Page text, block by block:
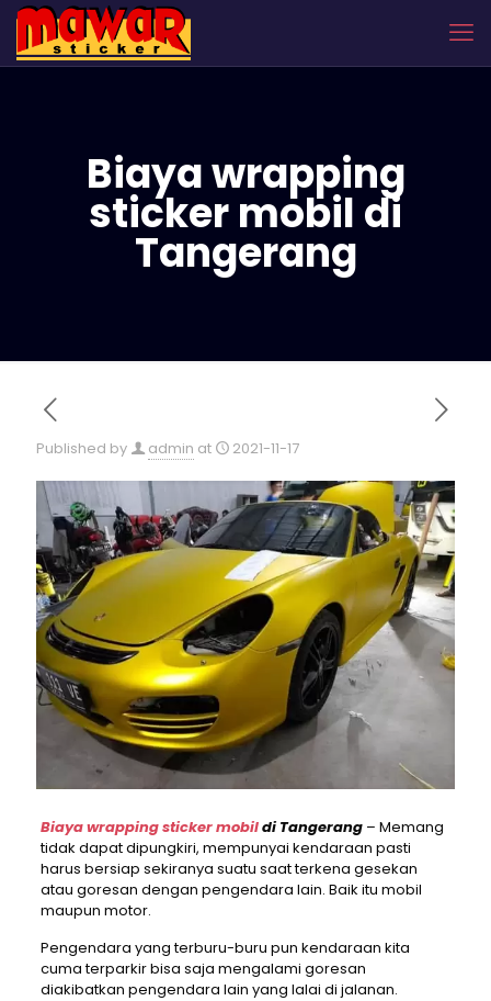
Biaya wrapping
sticker mobil di
Tangerang
Published by admin at 2021-11-17
Biaya wrapping sticker mobildi Tangerang– Memang
tidak dapat dipungkiri, mempunyai kendaraan pasti
harus bersiap sekiranya suatu saat terkena gesekan
atau goresan dengan pengendara lain. Baik itu mobil
maupun motor.
Pengendara yang terburu-buru pun kendaraan kita
cuma terparkir bisa saja mengalami goresan
diakibatkan pengendara lain yang lalai di jalanan.